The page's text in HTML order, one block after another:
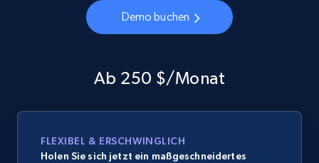
Demo buchen
Ab 250 $/Monat
FLEXIBEL & ERSCHWINGLICH
Holen Sie sich jetzt ein maßgeschneidertes